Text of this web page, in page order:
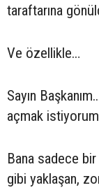
taraftarına
Ve özellikle…
Sayın
açmak
Bana sadece
gibi yaklaşan,